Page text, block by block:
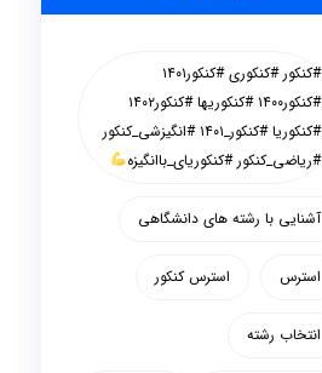
#کنکور #کنکوری #کنکور۱۴۰۱
#کنکور۱۴۰۰ #کنکوریها #کنکور۱۴۰۲
#کنکوریا #کنکور_۱۴۰۱ #انگیزشی_کنکور
#ریاضی_کنکور #کنکوریای_باانگیزه
آشنایی با رشته های دانشگاهی
استرس استرس کنکور
انتخاب رشته